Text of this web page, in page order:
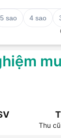
5 sao 4 sao
Thu